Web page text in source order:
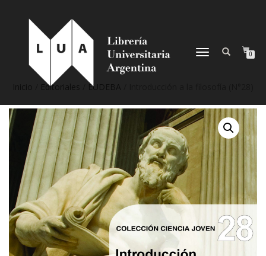
NAVEGACIÓN
0
Editoriales EUDEBA